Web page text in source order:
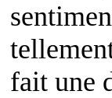
fait une